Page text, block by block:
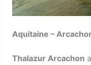
Aquitaine –
Thalazur Arcachon